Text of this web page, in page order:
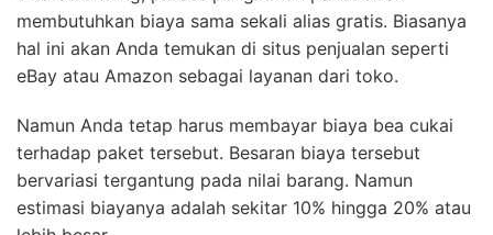
membutuhkan biaya sama sekali alias gratis. Biasanya
hal ini akan Anda temukan di situs penjualan seperti
eBay atau Amazon sebagai layanan dari toko.
Namun Anda tetap harus membayar biaya bea cukai
terhadap paket tersebut. Besaran biaya tersebut
bervariasi tergantung pada nilai barang. Namun
estimasi biayanya adalah sekitar 10% hingga 20% atau